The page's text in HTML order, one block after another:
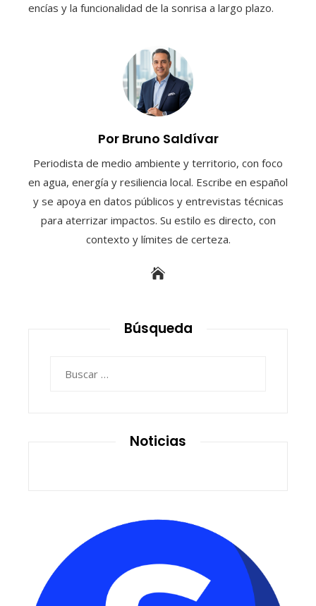
encías y la funcionalidad de la sonrisa a largo plazo.
Por Bruno Saldívar
Periodista de medio ambiente y territorio, con foco
en agua, energía y resiliencia local. Escribe en español
y se apoya en datos públicos y entrevistas técnicas
para aterrizar impactos. Su estilo es directo, con
contexto y límites de certeza.
Búsqueda
Noticias